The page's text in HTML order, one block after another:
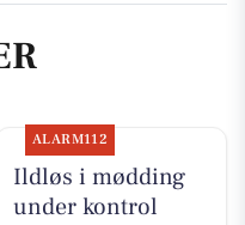
ALARM112
Ildløs i mødding
under kontrol